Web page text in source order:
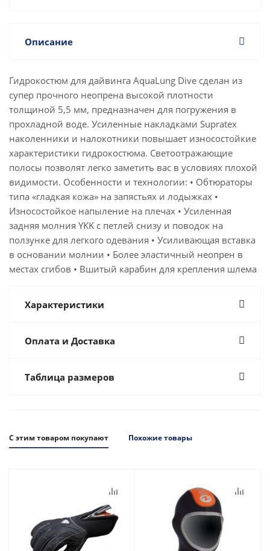
Описание
Гидрокостюм для дайвинга AquaLung Dive сделан из
супер прочного неопрена высокой плотности
толщиной 5,5 мм, предназначен для погружения в
прохладной воде. Усиленные накладками Supratex
наколенники и налокотники повышает износостойкие
характеристики гидрокостюма. Светоотражающие
полосы позволят легко заметить вас в условиях плохой
видимости. Особенности и технологии: • Обтюраторы
типа «гладкая кожа» на запястьях и лодыжках •
Износостойкое напыление на плечах • Усиленная
задняя молния YKK с петлей снизу и поводок на
ползунке для легкого одевания • Усиливающая вставка
в основании молнии • Более эластичный неопрен в
местах сгибов • Вшитый карабин для крепления шлема
Характеристики
Оплата и Доставка
Таблица размеров
С этим товаром покупают Похожие товары